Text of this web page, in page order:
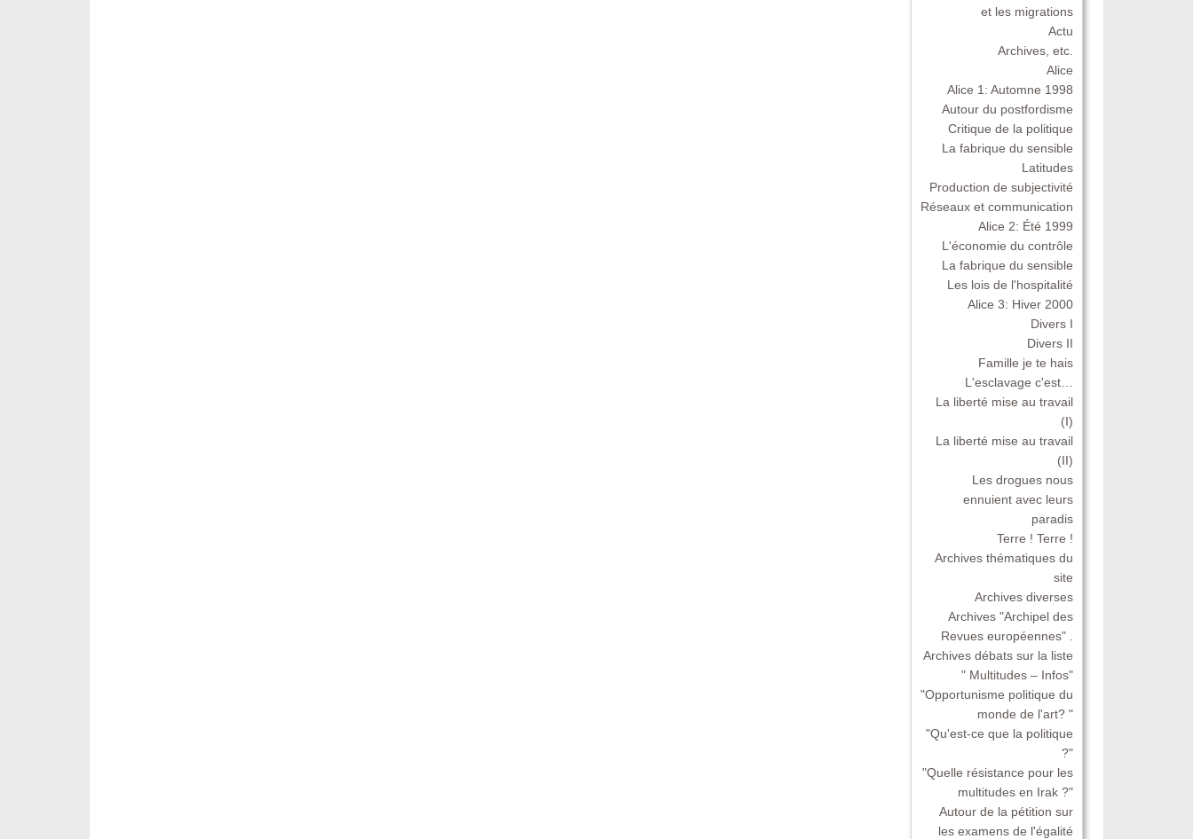
et les migrations
Actu
Archives, etc.
Alice
Alice 1: Automne 1998
Autour du postfordisme
Critique de la politique
La fabrique du sensible
Latitudes
Production de subjectivité
Réseaux et communication
Alice 2: Été 1999
L'économie du contrôle
La fabrique du sensible
Les lois de l'hospitalité
Alice 3: Hiver 2000
Divers I
Divers II
Famille je te hais
L'esclavage c'est…
La liberté mise au travail
(I)
La liberté mise au travail
(II)
Les drogues nous
ennuient avec leurs
paradis
Terre ! Terre !
Archives thématiques du
site
Archives diverses
Archives "Archipel des
Revues européennes" .
Archives débats sur la liste
" Multitudes – Infos"
"Opportunisme politique du
monde de l'art? "
"Qu'est-ce que la politique
?"
"Quelle résistance pour les
multitudes en Irak ?"
Autour de la pétition sur
les examens de l'égalité